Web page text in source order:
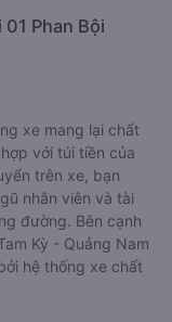
Phan Bội
xe mang lại chất
với túi tiền của
trên xe, bạn
nhân viên và tài
đường. Bên cạnh
Kỳ - Quảng Nam
hệ thống xe chất